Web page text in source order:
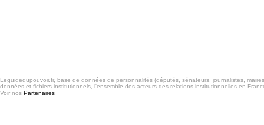
Leguidedupouvoir.fr, base de données de personnalités (députés, sénateurs, journalistes,
données et fichiers institutionnels, l'ensemble des acteurs des relations institutionnelles en
Voir nos Partenaires